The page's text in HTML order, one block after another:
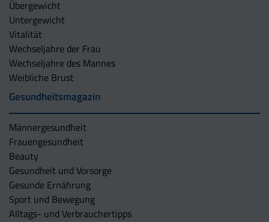
Übergewicht
Untergewicht
Vitalität
Wechseljahre der Frau
Wechseljahre des Mannes
Weibliche Brust
Gesundheitsmagazin
Männergesundheit
Frauengesundheit
Beauty
Gesundheit und Vorsorge
Gesunde Ernährung
Sport und Bewegung
Alltags- und Verbrauchertipps